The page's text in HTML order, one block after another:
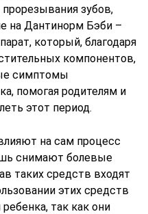
зубов,
на Дантинорм Бэби –
который, благодаря
компонентов,
симптомы
помогая родителям и
этот период.
на сам процесс
снимают болевые
таких средств входят
этих средств
так как они